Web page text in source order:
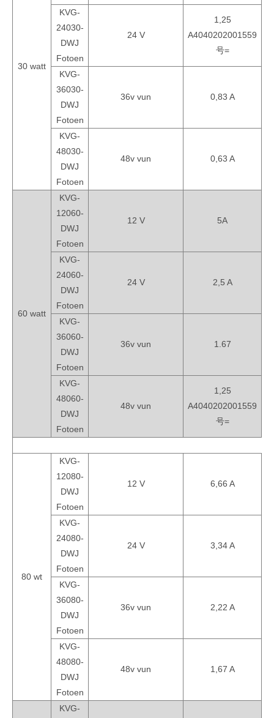
30 watt
KVG-
24030-
DWJ
Fotoen
24 V
1,25
A4040202001559
号=
KVG-
36030-
DWJ
Fotoen
36v vun 0,83 A
KVG-
48030-
DWJ
Fotoen
48v vun 0,63 A
60 watt
KVG-
12060-
DWJ
Fotoen
12 V 5A
KVG-
24060-
DWJ
Fotoen
24 V 2,5 A
KVG-
36060-
DWJ
Fotoen
36v vun 1.67
KVG-
48060-
DWJ
Fotoen
48v vun
1,25
A4040202001559
号=
80 wt
KVG-
12080-
DWJ
Fotoen
12 V 6,66 A
KVG-
24080-
DWJ
Fotoen
24 V 3,34 A
KVG-
36080-
DWJ
Fotoen
36v vun 2,22 A
KVG-
48080-
DWJ
Fotoen
48v vun 1,67 A
KVG-